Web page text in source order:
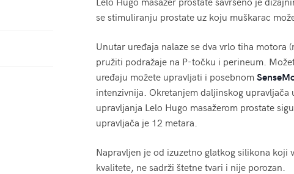
se stimuliranju prostate uz koju muškarac
Unutar uređaja nalaze se dva vrlo tiha
pružiti podražaje na P-točku i perineum.
uređaju možete upravljati i posebnom
intenzivnija. Okretanjem daljinskog
upravljanja Lelo Hugo masažerom prostate
upravljača je 12 metara.
Napravljen je od izuzetno glatkog silikona
kvalitete, ne sadrži štetne tvari i nije porozan.